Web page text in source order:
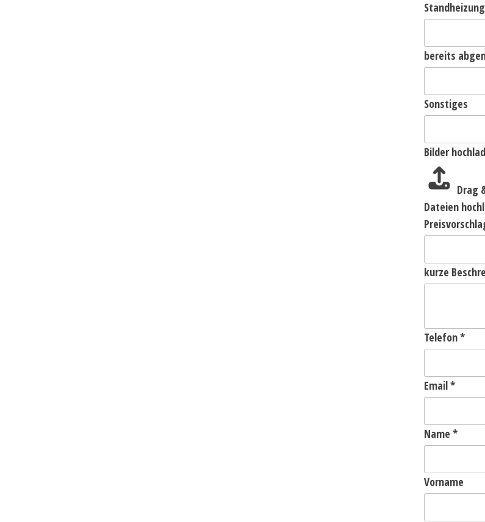
Standheizung
bereits
Sonstiges
Bilder
Drag
Dateien
kurze
Telefon*
Email*
Name *
Vorname